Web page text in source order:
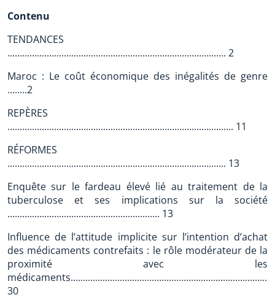
Contenu
TENDANCES
......................................................................................... 2
Maroc : Le coût économique des inégalités de genre
........2
REPÈRES
............................................................................................ 11
RÉFORMES
......................................................................................... 13
Enquête sur le fardeau élevé lié au traitement de la
tuberculose et ses implications sur la société
.............................................................. 13
Influence de l’attitude implicite sur l’intention d’achat
des médicaments contrefaits : le rôle modérateur de la
proximité avec les
médicaments...................................................................................
30